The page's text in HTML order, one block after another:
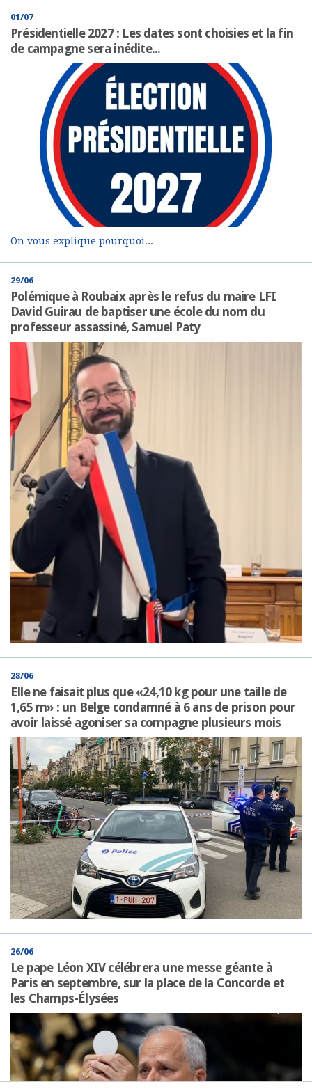
01/07
Présidentielle 2027 : Les dates sont choisies et la fin
de campagne sera inédite...
On vous explique pourquoi...
29/06
Polémique à Roubaix après le refus du maire LFI
David Guirau de baptiser une école du nom du
professeur assassiné, Samuel Paty
28/06
Elle ne faisait plus que «24,10 kg pour une taille de
1,65 m» : un Belge condamné à 6 ans de prison pour
avoir laissé agoniser sa compagne plusieurs mois
26/06
Le pape Léon XIV célébrera une messe géante à
Paris en septembre, sur la place de la Concorde et
les Champs-Élysées